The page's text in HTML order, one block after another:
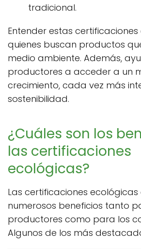
tradicional.
Entender estas
quienes buscan productos
medio ambiente. Además,
productores a acceder a un
crecimiento, cada vez más
sostenibilidad.
¿Cuáles son los
las certificaciones
ecológicas?
Las certificaciones
numerosos beneficios tanto
productores como para los
Algunos de los más